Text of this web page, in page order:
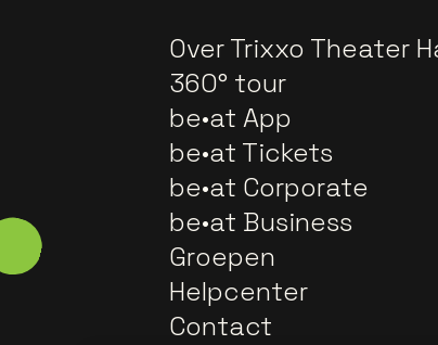
Over Trixxo Theater
360° tour
be•at App
be•at Tickets
be•at Corporate
be•at Business
Groepen
Helpcenter
Contact